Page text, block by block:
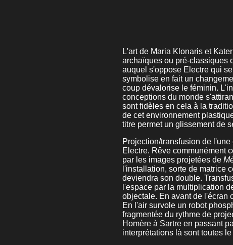
L'art de Maria Klonaris et
archaïques ou pré-classiques
auquel s'oppose Electre qui
symbolise en fait un
coup dévalorise le féminin.
conceptions du monde
sont fidèles en cela à la
de cet environnement
titre permet un glissement de
Projection/transfusion de
Electre. Rêve communément
par les images projetées de
l'installation, sorte de matrice
deviendra son double.
l'espace par la multiplication
objectale. En avant de l'écran
En l'air survole un robot
fragmentée du rythme de
Homère à Sartre en passant
interprétations là sont toutes